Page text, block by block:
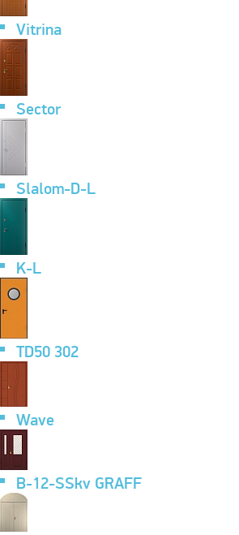
Vitrina
Sector
Slalom-D-L
K-L
TD50 302
Wave
B-12-SSkv GRAFF